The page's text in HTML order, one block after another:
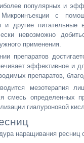
популярных и
с
и другие
невозможно
применения.
препаратов
эффективное и
препаратов,
мезотерапия
смесь определенных
гиалуроновой
наращивания ресниц